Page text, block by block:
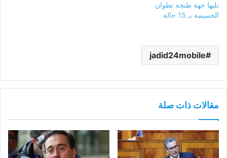
تليها جهة طنجة تطوان
الحسيمة بـ 15 حالة
jadid24mobile
مقالات ذات صلة